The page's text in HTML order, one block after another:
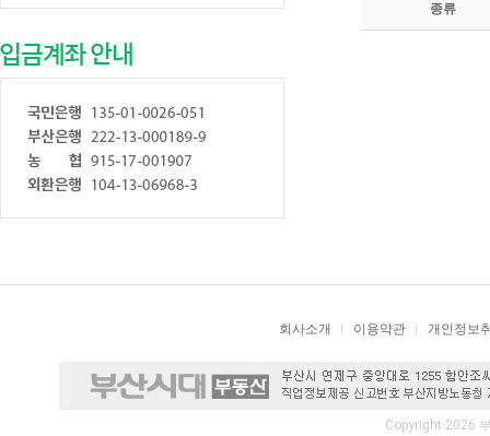
종류
회사소개 이용약관 개인정보
Copyright 2026